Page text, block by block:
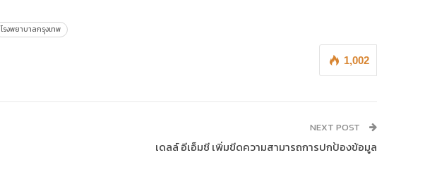
โรงพยาบาลกรุงเทพ
1,002
NEXT POST
เดลล์ อีเอ็มซี เพิ่มขีดความสามารถการปกป้องข้อมูล